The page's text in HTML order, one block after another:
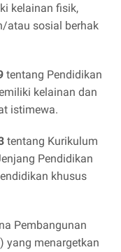
kelainan fisik,
atau sosial berhak
tentang Pendidikan
kelainan dan
istimewa.
tentang Kurikulum
Pendidikan
khusus
Pembangunan
yang menargetkan